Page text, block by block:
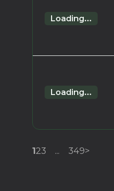
Loading...
Loading...
123 ... 349>